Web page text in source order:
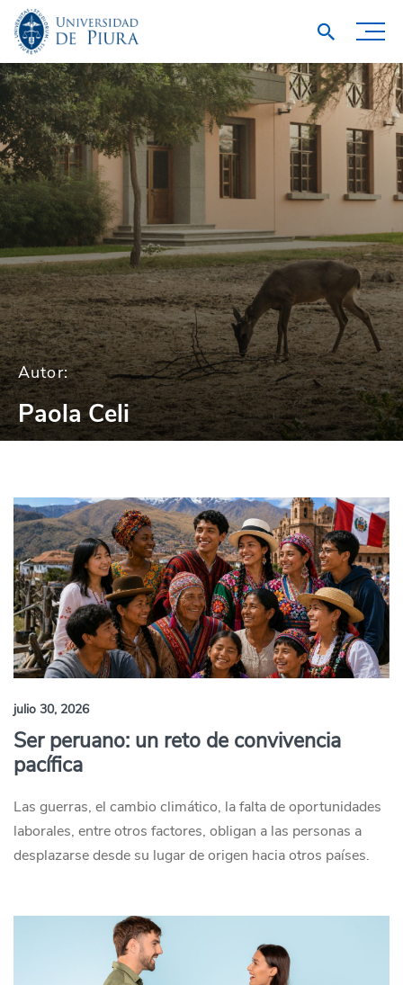
Autor:
Paola Celi
julio 30, 2026
Ser peruano: un reto de convivencia
pacífica
Las guerras, el cambio climático, la falta de oportunidades
laborales, entre otros factores, obligan a las personas a
desplazarse desde su lugar de origen hacia otros países.